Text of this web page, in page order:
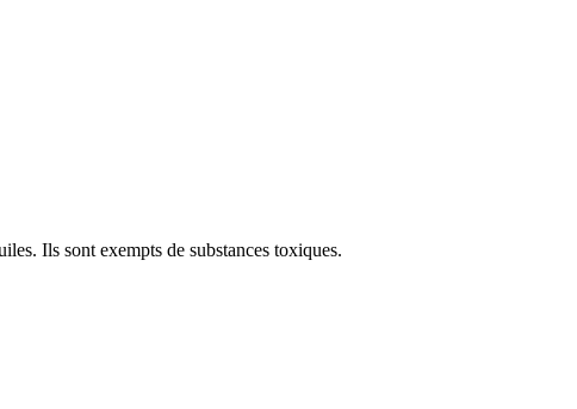
Ils sont exempts de substances toxiques.